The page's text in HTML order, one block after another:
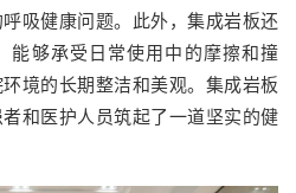
吸健康问题。此外，集成岩板还
能够承受日常使用中的摩擦和撞
境的长期整洁和美观。集成岩板
和医护人员筑起了一道坚实的健